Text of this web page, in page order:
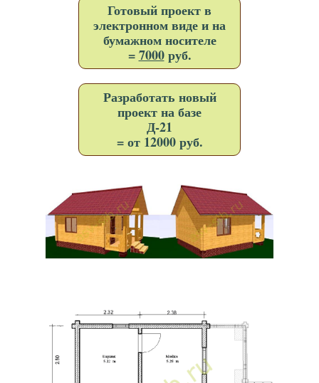
Готовый проект в
электронном виде и на
бумажном носителе
=7000руб.
Разработать новый
проект на базе
Д-21
= от 12000 руб.